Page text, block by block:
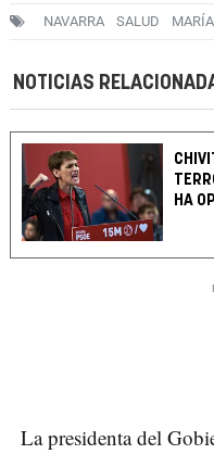
NAVARRA SALUD
NOTICIAS
HA
La presidenta del